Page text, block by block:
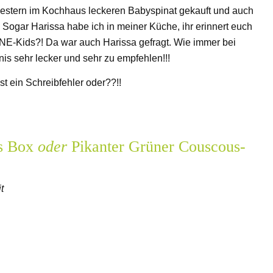
im Kochhaus leckeren Babyspinat gekauft und auch
Harissa habe ich in meiner Küche, ihr erinnert euch
Kids?! Da war auch Harissa gefragt. Wie immer bei
sehr lecker und sehr zu empfehlen!!!
ein Schreibfehler oder??!!
Box oder Pikanter Grüner Couscous-